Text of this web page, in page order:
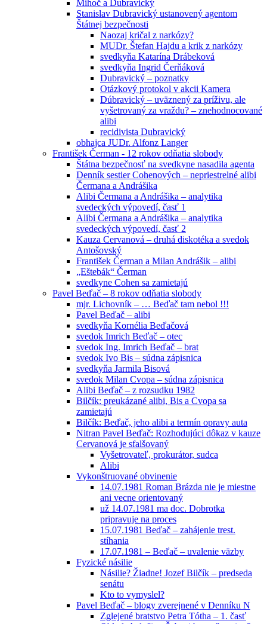
Mihoč a Dubravický
Stanislav Dubravický ustanovený agentom
Štátnej bezpečnosti
Naozaj kričal z narkózy?
MUDr. Štefan Hajdu a krik z narkózy
svedkyňa Katarína Drábeková
svedkyňa Ingrid Čerňáková
Dubravický – poznatky
Otázkový protokol v akcii Kamera
Dúbravický – uväznený za príživu, ale
vyšetrovaný za vraždu? – znehodnocované
alibi
recidivista Dubravický
obhajca JUDr. Alfonz Langer
František Čerman - 12 rokov odňatia slobody
Štátna bezpečnosť na svedkyne nasadila agenta
Denník sestier Cohenových – nepriestrelné alibi
Čermana a Andrášika
Alibi Čermana a Andrášika – analytika
svedeckých výpovedí, časť 1
Alibi Čermana a Andrášika – analytika
svedeckých výpovedí, časť 2
Kauza Cervanová – druhá diskotéka a svedok
Antošovský
František Čerman a Milan Andrášik – alibi
„Eštebák“ Čerman
svedkyne Cohen sa zamietajú
Pavel Beďač – 8 rokov odňatia slobody
mjr. Lichovník – … Beďač tam nebol !!!
Pavel Beďač – alibi
svedkyňa Kornélia Beďačová
svedok Imrich Beďač – otec
svedok Ing. Imrich Beďač – brat
svedok Ivo Bis – súdna zápisnica
svedkyňa Jarmila Bisová
svedok Milan Cvopa – súdna zápisnica
Alibi Beďač – z rozsudku 1982
Bilčík: preukázané alibi, Bis a Cvopa sa
zamietajú
Bilčík: Beďač, jeho alibi a termín opravy auta
Nitran Pavel Beďač: Rozhodujúci dôkaz v kauze
Cervanová je sfalšovaný
Vyšetrovateľ, prokurátor, sudca
Alibi
Vykonštruované obvinenie
14.07.1981 Roman Brázda nie je miestne
ani vecne orientovaný
už 14.07.1981 ma doc. Dobrotka
pripravuje na proces
15.07.1981 Beďač – zahájenie trest.
stíhania
17.07.1981 – Beďač – uvalenie väzby
Fyzické násilie
Násilie? Žiadne! Jozef Bilčík – predseda
senátu
Kto to vymyslel?
Pavel Beďač – blogy zverejnené v Denníku N
Zglejené bratstvo Petra Tótha – 1. časť